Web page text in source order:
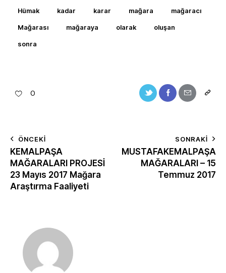
Hümak kadar karar mağara mağaracı
Mağarası mağaraya olarak oluşan
sonra
0
ÖNCEKI
KEMALPAŞA
MAĞARALARI PROJESİ
23 Mayıs 2017 Mağara
Araştırma Faaliyeti
SONRAKI
MUSTAFAKEMALPAŞA
MAĞARALARI – 15
Temmuz 2017